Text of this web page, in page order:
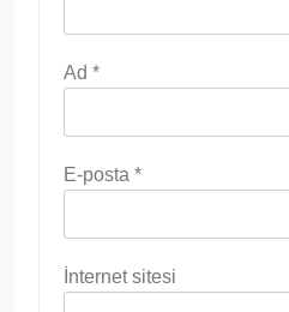
Ad *
E-posta *
İnternet sitesi